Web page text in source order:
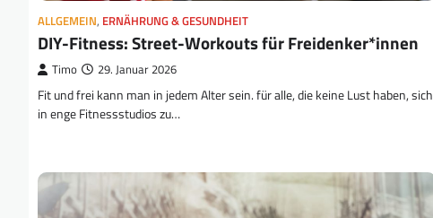
ALLGEMEIN, ERNÄHRUNG & GESUNDHEIT
DIY-Fitness: Street-Workouts für Freidenker*innen
Timo 29. Januar 2026
Fit und frei kann man in jedem Alter sein. für alle, die keine Lust haben, sich
in enge Fitnessstudios zu…